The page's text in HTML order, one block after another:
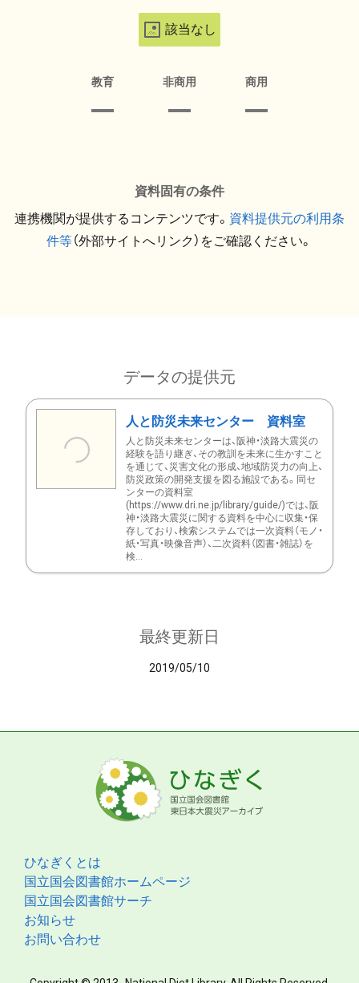
該当なし
教育 非商用 商用
資料固有の条件
連携機関が提供するコンテンツです。 資料提供元の利用条
件等（外部サイトへリンク）をご確認ください。
データの提供元
人と防災未来センター 資料室
人と防災未来センターは、阪神・淡路大震災の
経験を語り継ぎ、その教訓を未来に生かすこと
を通じて、災害文化の形成、地域防災力の向上、
防災政策の開発支援を図る施設である。同セ
ンターの資料室
(https://www.dri.ne.jp/library/guide/)では、阪
神・淡路大震災に関する資料を中心に収集・保
存しており、検索システムでは一次資料（モノ・
紙・写真・映像音声）、二次資料（図書・雑誌）を
検...
最終更新日
2019/05/10
ひなぎくとは
国立国会図書館ホームページ
国立国会図書館サーチ
お知らせ
お問い合わせ